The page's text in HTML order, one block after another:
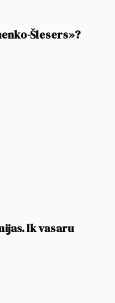
Šlesers»?
Ik vasaru